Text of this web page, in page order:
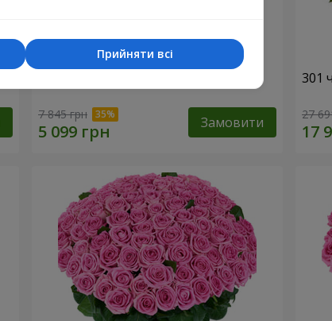
7 845 грн Замовити
301
27
Прийняти всі